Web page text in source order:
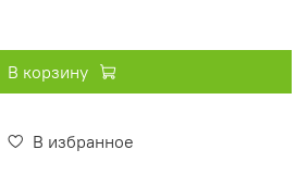
В избранное
В корзину